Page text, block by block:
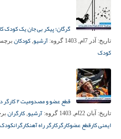
گرگان؛ پیکر بی جان یک کودک کار حدودا ۷ ساله در
تاریخ: آذر 7ام, 1403 گروه: آرشیو, کودکان
کودک
قطع عضو و مصدومیت ۲ کارگر در سایه فقدان ایمنی کار
تاریخ: آبان 22ام, 1403 گروه: آرشیو, کارگران
ایمنی کارقطع عضوکارگرکارگر راه آهنکارگران